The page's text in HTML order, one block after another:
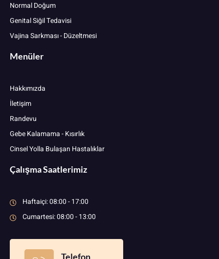
Normal Doğum
Genital Siğil Tedavisi
Vajina Sarkması - Düzeltmesi
Menüler
Hakkımızda
İletişim
Randevu
Gebe Kalamama - Kısırlık
Cinsel Yolla Bulaşan Hastalıklar
Çalışma Saatlerimiz
Haftaiçi: 08:00 - 17:00
Cumartesi: 08:00 - 13:00
Telefon